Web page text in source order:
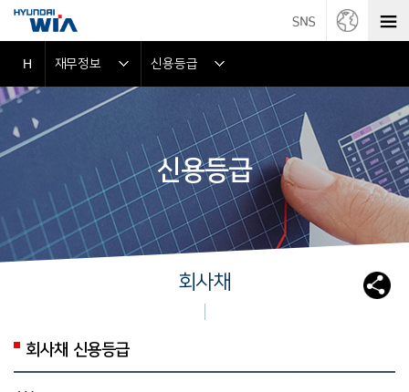
신용등급
H 재무정보 신용등급
회사채
회사채 신용등급